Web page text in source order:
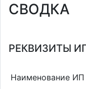
СВОДКА
РЕКВИЗИТЫ
Наименование ИП